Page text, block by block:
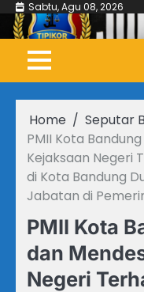
Skip
content
Sabtu, Agu 08, 2026
Home
Seputar
PMII Kota
Kejaksaan Negeri
di Kota Bandung
Jabatan di
PMII Kota
dan
Negeri